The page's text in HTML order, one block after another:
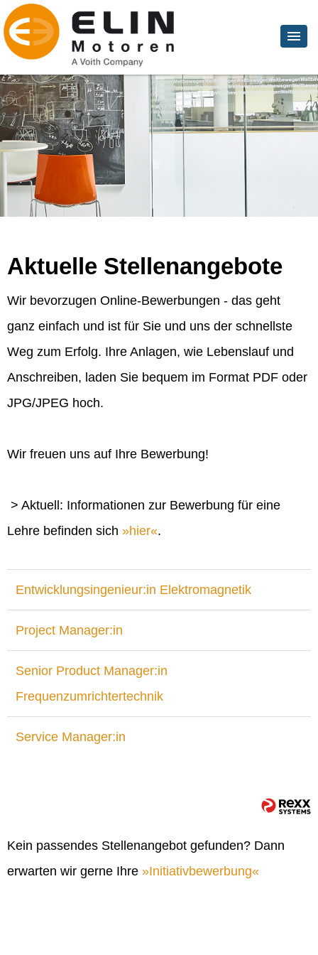
Aktuelle Stellenangebote
Wir bevorzugen Online-Bewerbungen - das geht
ganz einfach und ist für Sie und uns der schnellste
Weg zum Erfolg. Ihre Anlagen, wie Lebenslauf und
Anschreiben, laden Sie bequem im Format PDF oder
JPG/JPEG hoch.
Wir freuen uns auf Ihre Bewerbung!
> Aktuell: Informationen zur Bewerbung für eine
Lehre befinden sich
hier .
Entwicklungsingenieur:in Elektromagnetik
Project Manager:in
Senior Product Manager:in
Frequenzumrichtertechnik
Service Manager:in
Kein passendes Stellenangebot gefunden? Dann
erwarten wir gerne Ihre
Initiativbewerbung